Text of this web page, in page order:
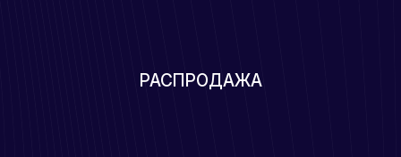
РАСПРОДАЖА